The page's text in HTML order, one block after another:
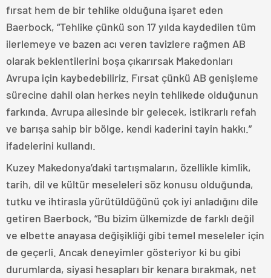
fırsat hem de bir tehlike olduğuna işaret eden
Baerbock, “Tehlike çünkü son 17 yılda kaydedilen tüm
ilerlemeye ve bazen acı veren tavizlere rağmen AB
olarak beklentilerini boşa çıkarırsak Makedonları
Avrupa için kaybedebiliriz. Fırsat çünkü AB genişleme
sürecine dahil olan herkes neyin tehlikede olduğunun
farkında. Avrupa ailesinde bir gelecek, istikrarlı refah
ve barışa sahip bir bölge, kendi kaderini tayin hakkı.”
ifadelerini kullandı.
Kuzey Makedonya’daki tartışmaların, özellikle kimlik,
tarih, dil ve kültür meseleleri söz konusu olduğunda,
tutku ve ihtirasla yürütüldüğünü çok iyi anladığını dile
getiren Baerbock, “Bu bizim ülkemizde de farklı değil
ve elbette anayasa değişikliği gibi temel meseleler için
de geçerli. Ancak deneyimler gösteriyor ki bu gibi
durumlarda, siyasi hesapları bir kenara bırakmak, net